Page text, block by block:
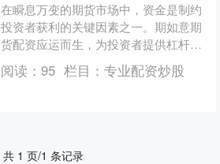
在瞬息万变的期货市场中，资金是制约
投资者获利的关键因素之一。期如意期
货配资应运而生，为投资者提供杠杆资
金，放大收益空间，助其把握市场机
遇。 免息股票配资平台将资....
阅读： 95 栏目： 专业配资炒股
共 1 页/1 条记录